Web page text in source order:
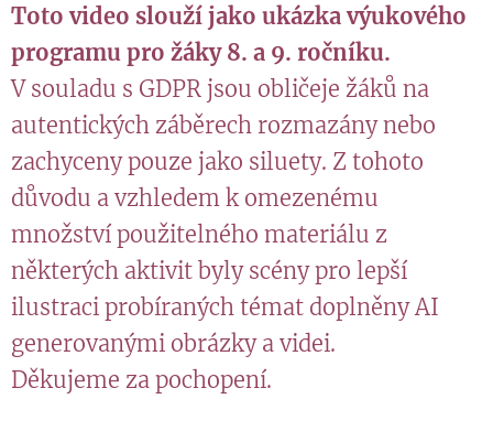
Toto video slouží jako ukázka výukového
programu pro žáky 8. a 9. ročníku.
V souladu s GDPR jsou obličeje žáků na
autentických záběrech rozmazány nebo
zachyceny pouze jako siluety. Z tohoto
důvodu a vzhledem k omezenému
množství použitelného materiálu z
některých aktivit byly scény pro lepší
ilustraci probíraných témat doplněny AI
generovanými obrázky a videi.
Děkujeme za pochopení.